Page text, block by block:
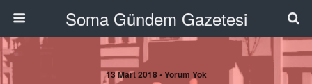
Soma Gündem Gazetesi
13 Mart 2018 • Yorum Yok